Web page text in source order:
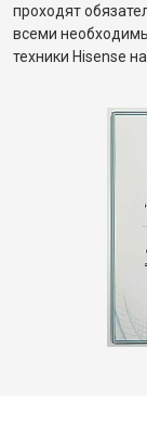
проходят
всеми
техники Hisense